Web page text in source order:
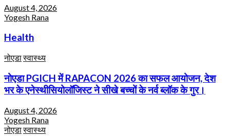
August 4, 2026
Yogesh Rana
Health
नोएडास्वास्थ्य
नोएडा PGICH में RAPACON 2026 का सफल आयोजन, देश
भर के एनेस्थीसियोलॉजिस्ट ने सीखे बच्चों के नर्व ब्लॉक के गुर।
August 4, 2026
Yogesh Rana
नोएडास्वास्थ्य